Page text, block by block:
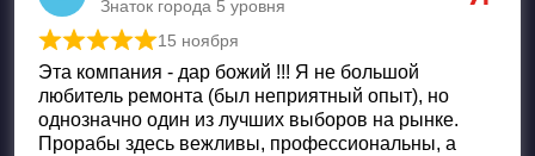
Знаток города 5 уровня
Оценка
15 ноября
Эта компания - дар божий !!! Я не большой
любитель ремонта (был неприятный опыт), но
однозначно один из лучших выборов на рынке.
Прорабы здесь вежливы, профессиональны, а